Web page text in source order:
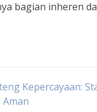
bagian inheren
Kepercayaan:
Aman